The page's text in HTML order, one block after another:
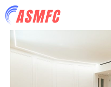
Aller
au
contenu